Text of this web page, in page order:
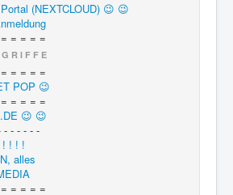
(NEXTCLOUD) 😉 😉
= = = =
R I F F E
= = = =
POP 😉
= = = =
😉 😉
- - - - - -
! ! ! !
alles
= = = =